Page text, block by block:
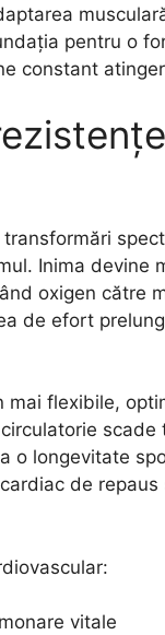
pentru o
constant
Inima devine
oxigen către
de efort
mai flexibile,
o longevitate
de
vitale